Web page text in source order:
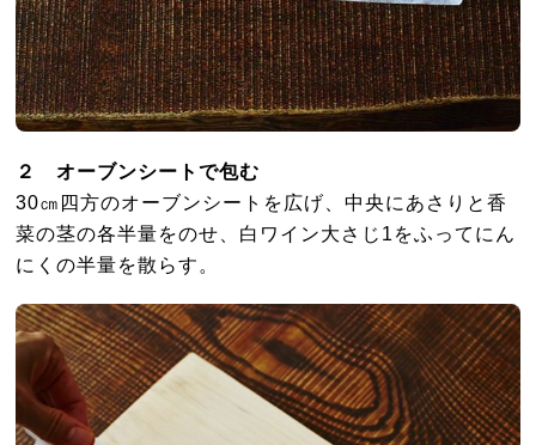
２ オーブンシートで包む
30㎝四方のオーブンシートを広げ、中央にあさりと香
菜の茎の各半量をのせ、白ワイン大さじ1をふってにん
にくの半量を散らす。